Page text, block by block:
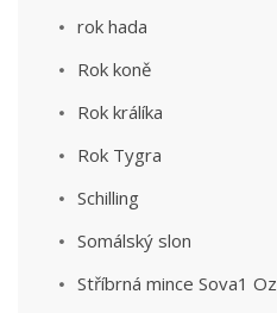
rok hada
Rok koně
Rok králíka
Rok Tygra
Schilling
Somálský slon
Stříbrná mince Sova1 Oz